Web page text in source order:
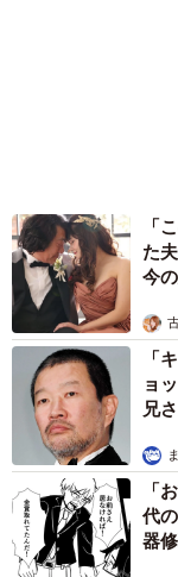
「
植
「
→2
「